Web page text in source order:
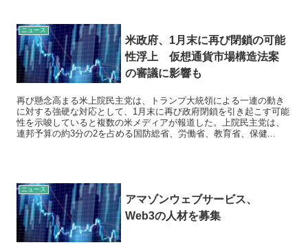
ニュース
米政府、1月末に再び閉鎖の可能
性浮上 仮想通貨市場構造法案
の審議に影響も
再び懸念高まる米上院民主党は、トランプ大統領による一連の動き
に対する強硬な対応として、1月末に再び政府閉鎖を引き起こす可能
性を示唆していると複数の米メディアが報道した。上院民主党は、
連邦予算の約3分の2を占める国防総省、労働省、教育省、保健...
ニュース
アマゾンウェブサービス、
Web3の人材を募集